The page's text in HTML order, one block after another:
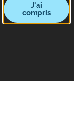
J'ai
compris